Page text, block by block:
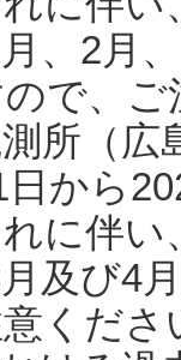
、2月
で、
所（
から
に伴い
及び4
くだ